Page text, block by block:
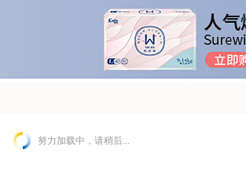
努力加载中，请稍后...